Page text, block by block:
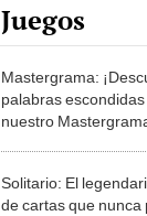
Juegos
Mastergrama:
palabras escondidas
nuestro
Solitario: El
de cartas que nunca